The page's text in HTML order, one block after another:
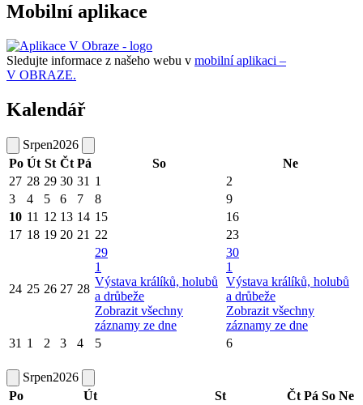
Mobilní aplikace
Sledujte informace z našeho webu v mobilní aplikaci –
V OBRAZE.
Kalendář
Srpen2026
Po Út St Čt Pá So
Ne
27 28 29 30 31 1
2
3
4 5 6 7 8
9
10 11 12 13 14 15
16
17 18 19 20 21 22 23
24 25 26 27 28
29
1
Výstava králíků, holubů
a drůbeže
Zobrazit všechny
záznamy ze dne
30
1
Výstava králíků, holubů
a drůbeže
Zobrazit všechny
záznamy ze dne
31 1 2 3 4 5 6
Srpen2026
Po
Út St Čt Pá So Ne